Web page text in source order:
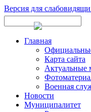
Версия для
Главная
Карта сайта
Актуальные
Военная
Новости
Муниципалитет